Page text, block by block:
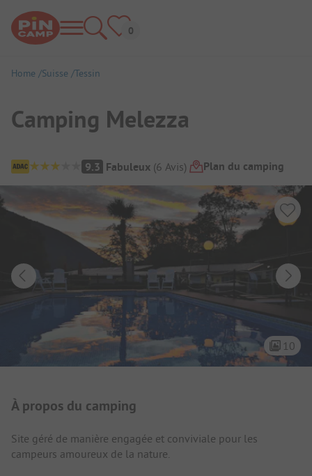
Home Suisse Tessin
Camping Melezza
Aperçu du camping
9.3 Fabuleux (6 Avis) Plan du camping
10
Présentation du camping
À propos du camping
Site géré de manière engagée et conviviale pour les
campeurs amoureux de la nature.